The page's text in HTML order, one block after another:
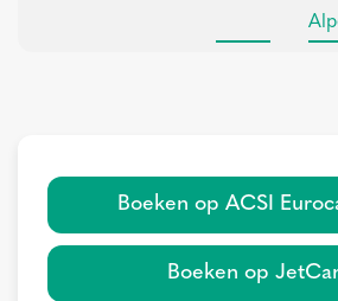
Boeken op ACSI
Boeken op